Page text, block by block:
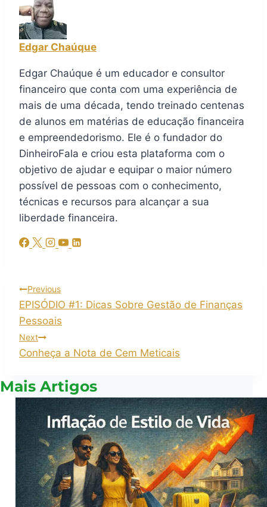
Edgar Chaúque
Edgar Chaúque é um educador e consultor
financeiro que conta com uma experiência de
mais de uma década, tendo treinado centenas
de alunos em matérias de educação financeira
e empreendedorismo. Ele é o fundador do
DinheiroFala e criou esta plataforma com o
objetivo de ajudar e equipar o maior número
possível de pessoas com o conhecimento,
técnicas e recursos para alcançar a sua
liberdade financeira.
Previous
EPISÓDIO #1: Dicas Sobre Gestão de Finanças
Pessoais
Next
Conheça a Nota de Cem Meticais
Mais Artigos